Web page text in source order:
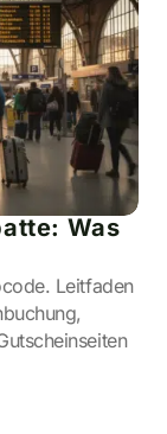
Was
Leitfaden